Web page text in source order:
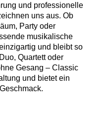
und professionelle
uns aus. Ob
Party oder
musikalische
und bleibt so
Quartett oder
Gesang – Classic
und bietet ein